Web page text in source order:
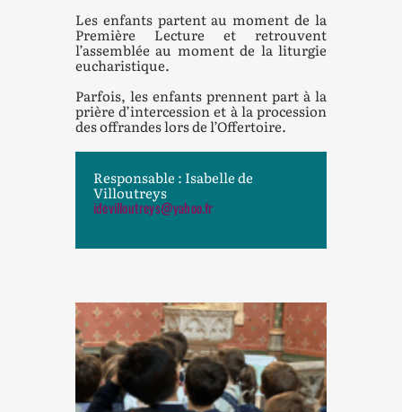
Les enfants partent au moment de la
Première Lecture et retrouvent
l’assemblée au moment de la liturgie
eucharistique.
Parfois, les enfants prennent part à la
prière d’intercession et à la procession
des offrandes lors de l’Offertoire.
Responsable : Isabelle de
Villoutreys
idevilloutreys@yahoo.fr